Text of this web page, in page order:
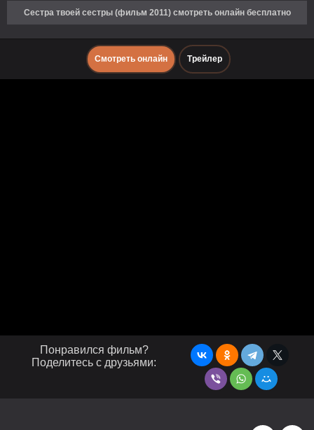
Сестра твоей сестры (фильм 2011) смотреть онлайн бесплатно
Смотреть онлайн Трейлер
Понравился фильм?
Поделитесь с друзьями: